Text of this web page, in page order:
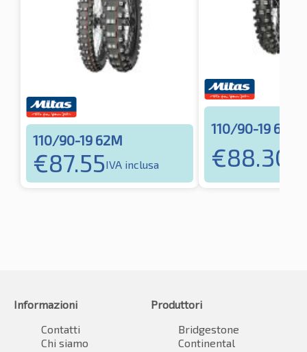
110/90-19 62M
€87.55IVA inclusa
110/90-19 62R
€88.30
Informazioni
Contatti
Chi siamo
Produttori
Bridgestone
Continental